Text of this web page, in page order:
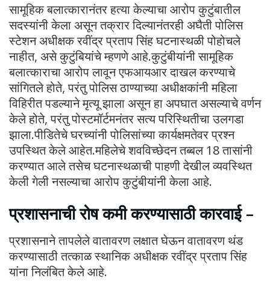
सामूहिक बलात्कारानंतर हत्या केल्याचा आरोप कुटुंबातील
सदस्यांनी केला असून तक्रार दिल्यानंतरही अघैती पोलिस
स्टेशन अधीक्षक रवींद्र प्रताप सिंह घटनास्थळी पोहोचले
नाहीत, असे कुटुंबियांचे म्हणणे आहे.कुटुंबीयांनी सामूहिक
बलात्काराचा आरोप लावून एफआयआर दाखल करण्याचे
सांगितले होते, परंतु पोलिस ठाण्याच्या अधीक्षकांनी महिला
विहिरीत पडल्याने मृत्यू झाला असून हा अपघात असल्याचे वर्णन
केले होते, परंतु पोस्टमॉर्टमनंतर सत्य परिस्थितीचा उलगडा
झाला.पीडितेचे घरच्यांनी पोलिसांच्या कार्यक्षमतेवर प्रश्न
उपस्थित केले आहेत.महिलेचे शवविच्छेदन तब्बल 18 तासांनी
करण्यात आले तसेच घटनास्थळाची पाहणी देखील व्यवस्थित
केली गेली नसल्याचा आरोप कुटुंबीयांनी केला आहे.
प्रशासनाची रोष कमी करण्यासाठी कारवाई –
प्रशासनाने तापलेले वातावरण लक्षात घेऊन वातावरण थंड
करण्यासाठी तत्काळ स्थानिक अधीक्षक रवींद्र प्रताप सिंह
यांना निलंबित केले आहे.